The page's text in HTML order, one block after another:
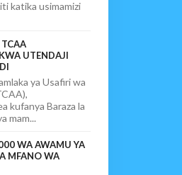
katika usimamizi
UTENDAJI
ya Usafiri wa
kufanya Baraza la
mam...
WA AWAMU YA
MFANO WA